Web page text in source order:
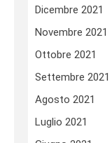
Dicembre 2021
Novembre 2021
Ottobre 2021
Settembre 2021
Agosto 2021
Luglio 2021